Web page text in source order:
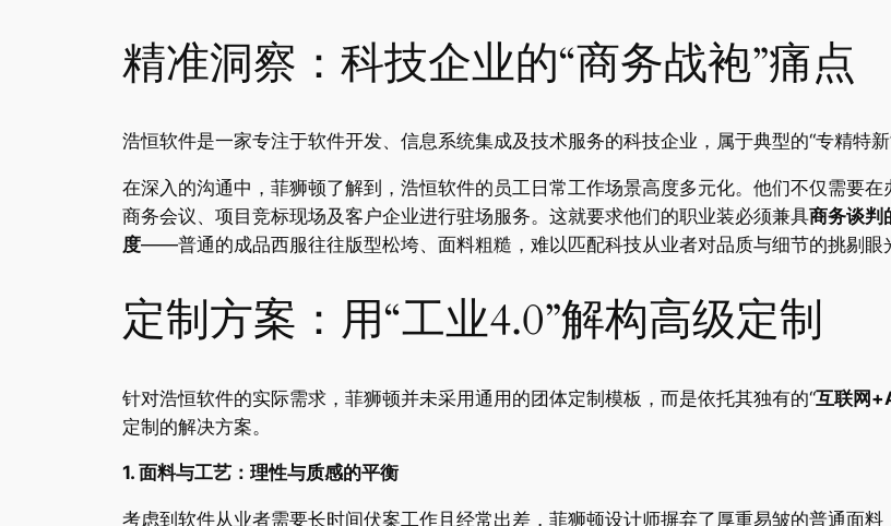
精准洞察：科技企业的“商务战袍”痛点
浩恒软件是一家专注于软件开发、信息系统集成及技术服务的科技企业，属于典型的“专精特
在深入的沟通中，菲狮顿了解到，浩恒软件的员工日常工作场景高度多元化。他们不仅需要
商务会议、项目竞标现场及客户企业进行驻场服务。这就要求他们的职业装必须兼具商务谈判
度——普通的成品西服往往版型松垮、面料粗糙，难以匹配科技从业者对品质与细节的挑剔眼
定制方案：用“工业4.0”解构高级定制
针对浩恒软件的实际需求，菲狮顿并未采用通用的团体定制模板，而是依托其独有的“互联网
定制的解决方案。
1. 面料与工艺：理性与质感的平衡
考虑到软件从业者需要长时间伏案工作且经常出差，菲狮顿设计师摒弃了厚重易皱的普通面料